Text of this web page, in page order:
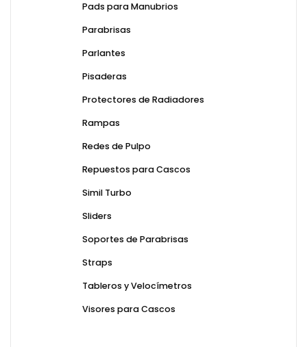
Pads para Manubrios
Parabrisas
Parlantes
Pisaderas
Protectores de Radiadores
Rampas
Redes de Pulpo
Repuestos para Cascos
Simil Turbo
Sliders
Soportes de Parabrisas
Straps
Tableros y Velocímetros
Visores para Cascos